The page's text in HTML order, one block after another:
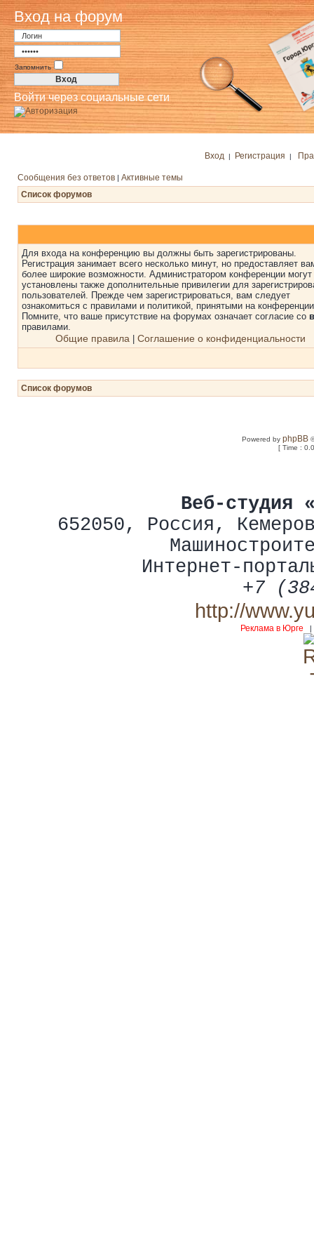
Вход на форум
Запомнить
Войти через социальные сети
Вход | Регистрация |
Сообщения без ответов | Активные темы
Список форумов
Для входа на конференцию вы должны быть зарегистрированы.
Регистрация занимает всего несколько минут, но предоставляет
более широкие возможности. Администратором конференции
установлены также дополнительные привилегии для
пользователей. Прежде чем зарегистрироваться, вам следует
ознакомиться с правилами и политикой, принятыми на
Помните, что ваше присутствие на форумах означает согласие со
правилами.
Общие правила Соглашение о конфиденциальности
Список форумов
Powered byphpBB
[ Time :
Веб-студия
652050, Россия ,
Интернет-
+7
http://
Реклама в Юрге